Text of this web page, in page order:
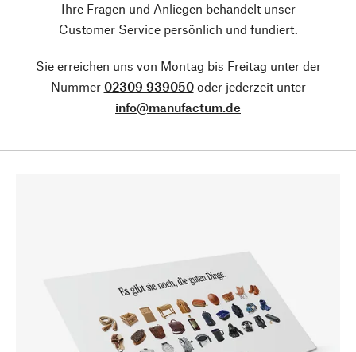
Ihre Fragen und Anliegen behandelt unser
Customer Service persönlich und fundiert.
Sie erreichen uns von Montag bis Freitag unter der
Nummer 02309 939050oder jederzeit unter
info@manufactum.de